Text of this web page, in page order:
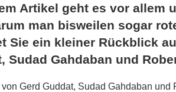
Artikel geht es vor allem
man bisweilen sogar
Sie ein kleiner Rückblick
Sudad Gahdaban und
Gerd Guddat, Sudad Gahdaban und